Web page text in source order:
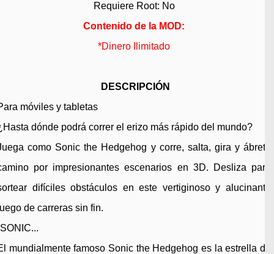
Requiere Root: No
Contenido de la MOD:
*Dinero Ilimitado
DESCRIPCIÓN
móviles y tabletas
dónde podrá correr el erizo más rápido del mundo?
como Sonic the Hedgehog y corre, salta, gira y ábrete
por impresionantes escenarios en 3D. Desliza para
difíciles obstáculos en este vertiginoso y alucinante
de carreras sin fin.
mundialmente famoso Sonic the Hedgehog es la estrella de